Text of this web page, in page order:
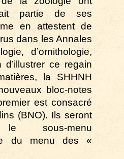
partie de ses
en attestent de
dans les Annales
d’ornithologie,
d’illustrer ce regain
la SHHNH
bloc-notes
est consacré
(BNO). Ils seront
sous-menu
du menu des «